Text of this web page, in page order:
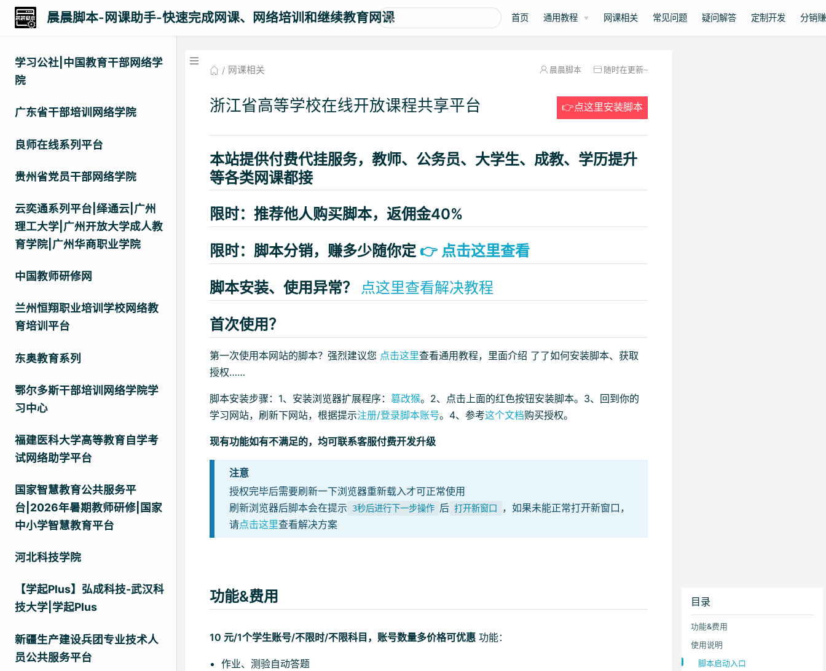
晨晨脚本-网课助手-快速完成网课、网络培训和继续教育网课 首页 通用教程 网课相关 常见问题 疑问解答 定制开发 分销
学习公社|中国教育干部网络学
院
广东省干部培训网络学院
良师在线系列平台
贵州省党员干部网络学院
云奕通系列平台|绎通云|广州
理工大学|广州开放大学成人教
育学院|广州华商职业学院
中国教师研修网
兰州恒翔职业培训学校网络教
育培训平台
东奥教育系列
鄂尔多斯干部培训网络学院学
习中心
福建医科大学高等教育自学考
试网络助学平台
国家智慧教育公共服务平
台|2026年暑期教师研修|国家
中小学智慧教育平台
河北科技学院
【学起Plus】弘成科技-武汉科
技大学|学起Plus
新疆生产建设兵团专业技术人
员公共服务平台
网课相关 晨晨脚本 随时在更新~
浙江省高等学校在线开放课程共享平台 👉点这里安装脚本
本站提供付费代挂服务，教师、公务员、大学生、成教、学历提升
等各类网课都接
限时：推荐他人购买脚本，返佣金40%
限时：脚本分销，赚多少随你定 👉点击这里查看
脚本安装、使用异常？ 点这里查看解决教程
首次使用？
第一次使用本网站的脚本？强烈建议您 点击这里查看通用教程，里面介绍 了了如何安装脚本、获取
授权……
脚本安装步骤：1、安装浏览器扩展程序： 篡改猴。2、点击上面的红色按钮安装脚本。3、回到你的
学习网站，刷新下网站，根据提示注册/登录脚本账号。4、参考这个文档购买授权。
现有功能如有不满足的，均可联系客服付费开发升级
注意
授权完毕后需要刷新一下浏览器重新载入才可正常使用
刷新浏览器后脚本会在提示
3秒后进行下一步操作 后 打开新窗口
，如果未能正常打开新窗口，
请点击这里查看解决方案
目录
功能&费用
使用说明
脚本启动入口
功能&费用
10 元/1个学生账号/不限时/不限科目，账号数量多价格可优惠功能：
作业、测验自动答题